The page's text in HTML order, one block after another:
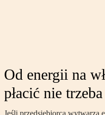
Od energii na
płacić nie trzeba
Jeśli przedsiębiorca wytwarza